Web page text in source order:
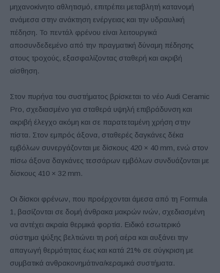
μηχανοκίνητο αθλητισμό, επιτρέπει μεταβλητή κατανομή
ανάμεσα στην ανάκτηση ενέργειας και την υδραυλική
πέδηση. Το πεντάλ φρένου είναι λειτουργικά
αποσυνδεδεμένο από την πραγματική δύναμη πέδησης
στους τροχούς, εξασφαλίζοντας σταθερή και ακριβή
αίσθηση.
Στον πυρήνα του συστήματος βρίσκεται το νέο Audi Ceramic
Pro, σχεδιασμένο για σταθερά υψηλή επιβράδυνση και
ακριβή έλεγχο ακόμη και σε παρατεταμένη χρήση στην
πίστα. Στον εμπρός άξονα, σταθερές δαγκάνες δέκα
εμβόλων συνεργάζονται με δίσκους 420 × 40 mm, ενώ στον
πίσω άξονα δαγκάνες τεσσάρων εμβόλων συνδυάζονται με
δίσκους 410 × 32 mm.
Οι δίσκοι φρένων, που προέρχονται άμεσα από τη Formula
1, βασίζονται σε δομή άνθρακα μακρών ινών, σχεδιασμένη
να αντέχει ακραία θερμικά φορτία. Ειδικό εσωτερικό
σύστημα ψύξης βελτιώνει τη ροή αέρα και αυξάνει την
απαγωγή θερμότητας έως και κατά 21% σε σύγκριση με
συμβατικά ανθρακονημάτινα/κεραμικά συστήματα.